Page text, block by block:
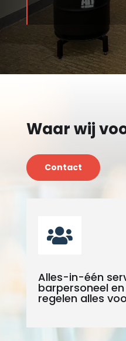
Waar wij
Contact

Alles-in-één
barpersoneel
regelen alles